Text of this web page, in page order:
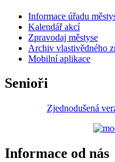
Informace úřadu
Kalendář akcí
Zpravodaj městyse
Archiv vlastivědného
Mobilní aplikace
Senioři
Zjednodušená
Informace od nás